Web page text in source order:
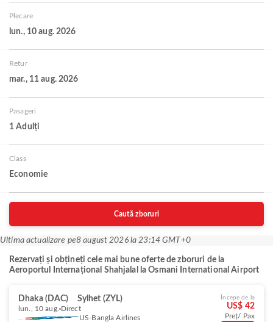
Plecare
lun., 10 aug. 2026
Retur
mar., 11 aug. 2026
Pasageri
1 Adulți
Class
Economie
Caută zboruri
Ultima actualizare pe8 august 2026 la 23:14 GMT+0
Rezervați și obțineți cele mai bune oferte de zboruri de la
Aeroportul Internațional Shahjalal la Osmani International Airport
Dhaka (DAC) Sylhet (ZYL)
lun., 10 aug. Direct
US-Bangla Airlines
Începe de la
US$ 42
Preț/ Pax